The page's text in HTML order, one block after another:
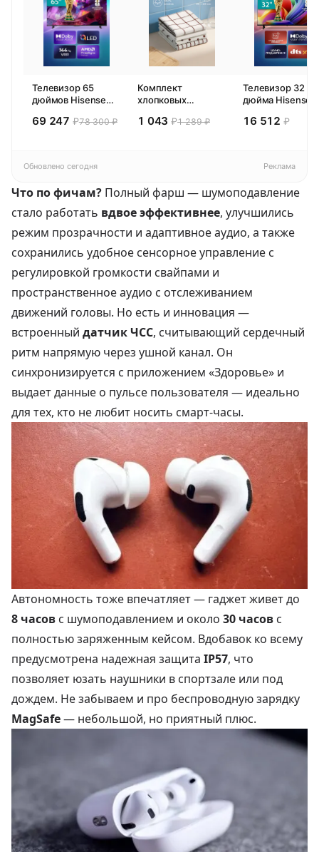
Телевизор 65
дюймов Hisense
(2026) Смарт ТВ
69 247 ₽78 300 ₽
Комплект
хлопковых
полотенец 4 шт,
1 043₽1 289 ₽
Телевизор 32
дюйма Hisense
Смарт ТВ HD
16 512 ₽
Обновлено сегодня Реклама
Что по фичам? Полный фарш — шумоподавление
стало работать вдвое эффективнее, улучшились
режим прозрачности и адаптивное аудио, а также
сохранились удобное сенсорное управление с
регулировкой громкости свайпами и
пространственное аудио с отслеживанием
движений головы. Но есть и инновация —
встроенный датчик ЧСС, считывающий сердечный
ритм напрямую через ушной канал. Он
синхронизируется с приложением «Здоровье» и
выдает данные о пульсе пользователя — идеально
для тех, кто не любит носить смарт-часы.
Автономность тоже впечатляет — гаджет живет до
8 часов с шумоподавлением и около 30 часов с
полностью заряженным кейсом. Вдобавок ко всему
предусмотрена надежная защита IP57, что
позволяет юзать наушники в спортзале или под
дождем. Не забываем и про беспроводную зарядку
MagSafe— небольшой, но приятный плюс.